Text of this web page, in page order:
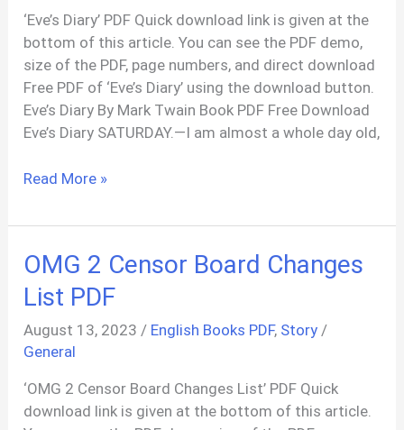
‘Eve’s Diary’ PDF Quick download link is given at the
bottom of this article. You can see the PDF demo,
size of the PDF, page numbers, and direct download
Free PDF of ‘Eve’s Diary’ using the download button.
Eve’s Diary By Mark Twain Book PDF Free Download
Eve’s Diary SATURDAY.—I am almost a whole day old,
Eve’s
By
Twain
In
Read More »
OMG 2 Censor Board Changes
List PDF
August 13, 2023/ English Books PDF, Story /
General
‘OMG 2 Censor Board Changes List’ PDF Quick
download link is given at the bottom of this article.